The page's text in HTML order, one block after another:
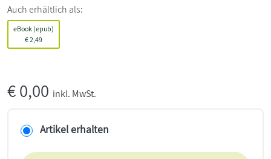
Auch erhältlich als:
eBook (epub)
€2,49
€0,00 inkl. MwSt.
Artikel erhalten